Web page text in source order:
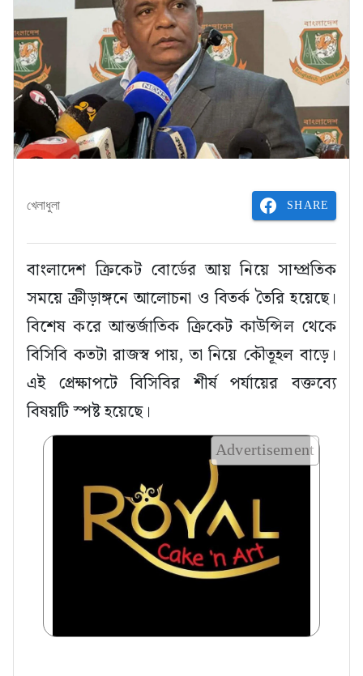
খেলাধুলা SHARE
বাংলাদেশ ক্রিকেট বোর্ডের আয় নিয়ে সাম্প্রতিক
সময়ে ক্রীড়াঙ্গনে আলোচনা ও বিতর্ক তৈরি হয়েছে।
বিশেষ করে আন্তর্জাতিক ক্রিকেট কাউন্সিল থেকে
বিসিবি কতটা রাজস্ব পায়, তা নিয়ে কৌতূহল বাড়ে।
এই প্রেক্ষাপটে বিসিবির শীর্ষ পর্যায়ের বক্তব্যে
বিষয়টি স্পষ্ট হয়েছে।
Advertisement